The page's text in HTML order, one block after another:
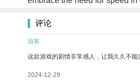
评论
游客
这款游戏的剧情非常感人，让我久久不能
2024-12-29